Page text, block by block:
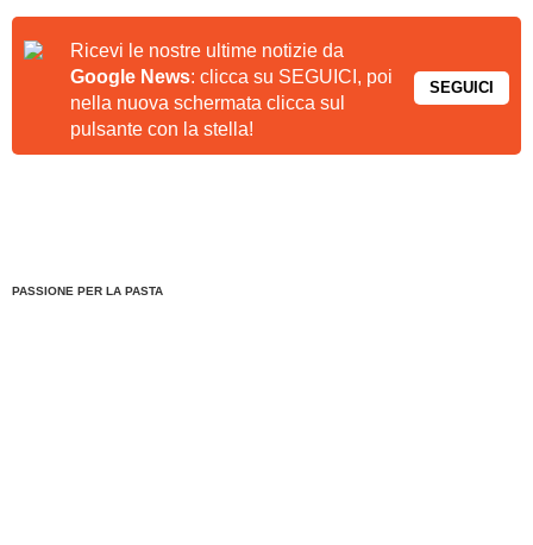
Ricevi le nostre ultime notizie da
Google News: clicca su SEGUICI, poi
nella nuova schermata clicca sul
pulsante con la stella!
SEGUICI
PASSIONE PER LA PASTA